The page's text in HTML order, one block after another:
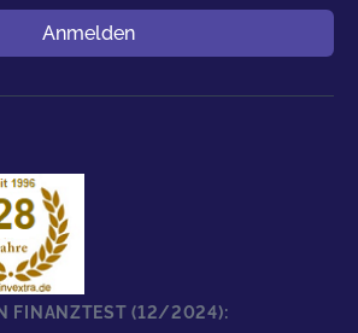
Anmelden
FINANZTEST (12/2024):